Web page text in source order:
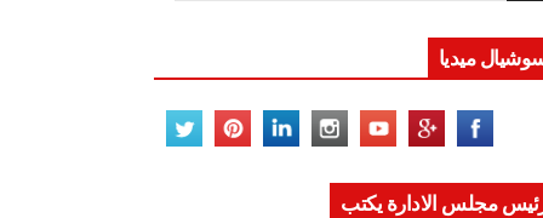
ميديا
مجلس الادارة يكتب